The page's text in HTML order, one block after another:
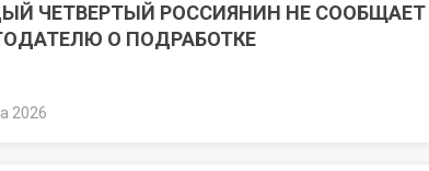
ЧЕТВЕРТЫЙ РОССИЯНИН НЕ СООБЩАЕТ
О ПОДРАБОТКЕ
2026